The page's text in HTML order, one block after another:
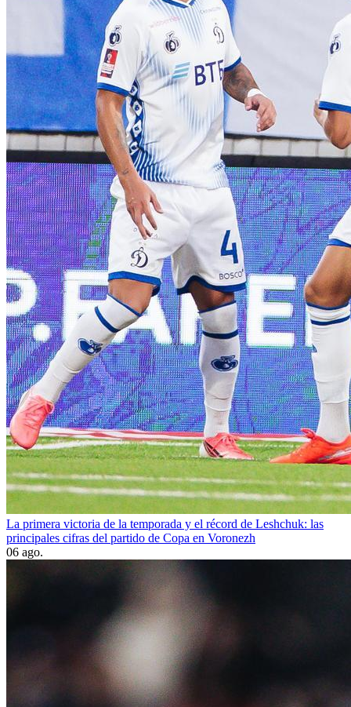
La primera victoria de la temporada y el récord de Leshchuk: las
principales cifras del partido de Copa en Voronezh
06 ago.